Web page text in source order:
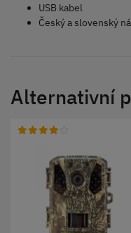
USB kabel
Český a slovenský
Alternativní